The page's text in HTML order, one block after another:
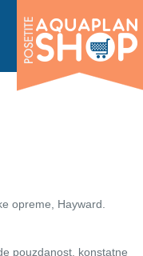
opreme, Hayward.
pouzdanost, konstatne